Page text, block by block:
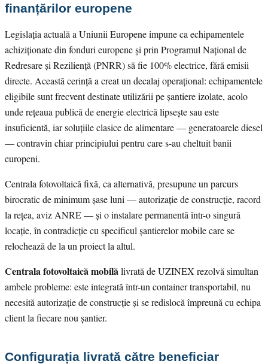
finanțărilor europene
Legislația actuală a Uniunii Europene impune ca echipamentele
achiziționate din fonduri europene și prin Programul Național de
Redresare și Reziliență (PNRR) să fie 100% electrice, fără emisii
directe. Această cerință a creat un decalaj operațional: echipamentele
eligibile sunt frecvent destinate utilizării pe șantiere izolate, acolo
unde rețeaua publică de energie electrică lipsește sau este
insuficientă, iar soluțiile clasice de alimentare — generatoarele diesel
— contravin chiar principiului pentru care s-au cheltuit banii
europeni.
Centrala fotovoltaică fixă, ca alternativă, presupune un parcurs
birocratic de minimum șase luni — autorizație de construcție, racord
la rețea, aviz ANRE — și o instalare permanentă într-o singură
locație, în contradicție cu specificul șantierelor mobile care se
relochează de la un proiect la altul.
Centrala fotovoltaică mobilălivrată de UZINEX rezolvă simultan
ambele probleme: este integrată într-un container transportabil, nu
necesită autorizație de construcție și se redislocă împreună cu echipa
client la fiecare nou șantier.
Configurația livrată către beneficiar